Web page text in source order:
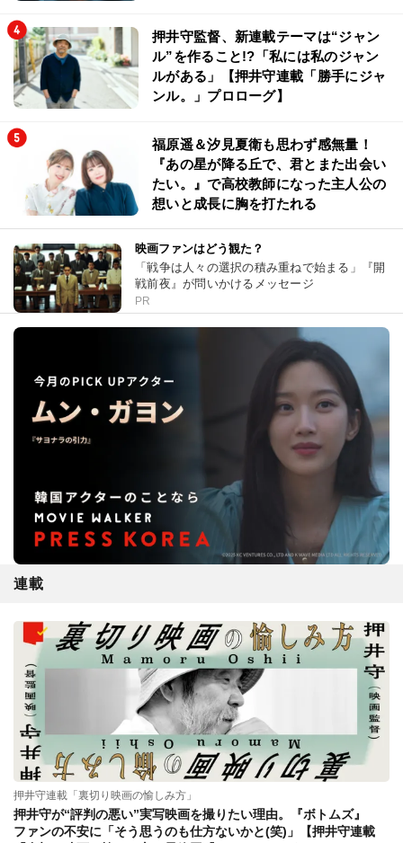
押井守監督、新連載テーマは“ジャン
ル”を作ること!?「私には私のジャン
ルがある」【押井守連載「勝手にジャ
ンル。」プロローグ】
福原遥＆汐見夏衛も思わず感無量！
『あの星が降る丘で、君とまた出会い
たい。』で高校教師になった主人公の
想いと成長に胸を打たれる
映画ファンはどう観た？
「戦争は人々の選択の積み重ねで始まる」『開
戦前夜』が問いかけるメッセージ
PR
連載
押井守連載「裏切り映画の愉しみ方」
押井守が“評判の悪い”実写映画を撮りたい理由。『ボトムズ』
ファンの不安に「そう思うのも仕方ないかと(笑)」【押井守連載